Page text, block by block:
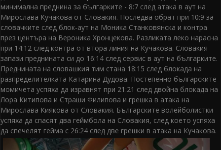
минимална преднина за българките - 8:7 след атака в аут на
Мирослава Кучакова от Словакия. Последва обрат при 10:9 за
словачките след блок-аут на Моника Станковянска и контра
през центъра на Вероника Хронцекова. Разликата леко нарасна
при 14:12 след контра от втора линия на Кучакова. Словакия
запази преднината си до 16:14 след сервис в аут на българките.
Преднината на словашкия тим стана 18:15 след блокада на
разпределителката Катарина Дудова. Постепенно българските
момичета успяха да изравнят при 21:21 след двойна блокада на
Лора Китипова и Страши Филипова и грешка в атака на
Мирослава Киякова от Словакия. Българските волейболистки
успяха да спасят два геймбола на Словакия, след което успяха
да спечелят гейма с 26:24 след две грешки в атака на Кучакова.